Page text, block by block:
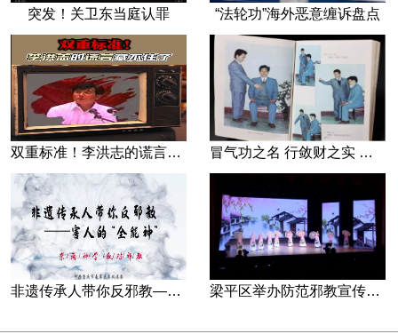
突发！关卫东当庭认罪 “法轮功”海外恶意缠诉盘点
双重标准！李洪志的谎言藏不住了 冒气功之名 行敛财之实 张宏堡义女“小倩”团伙覆灭记
非遗传承人带你反邪教—害人的“全能神” 梁平区举办防范邪教宣传专场文艺演出